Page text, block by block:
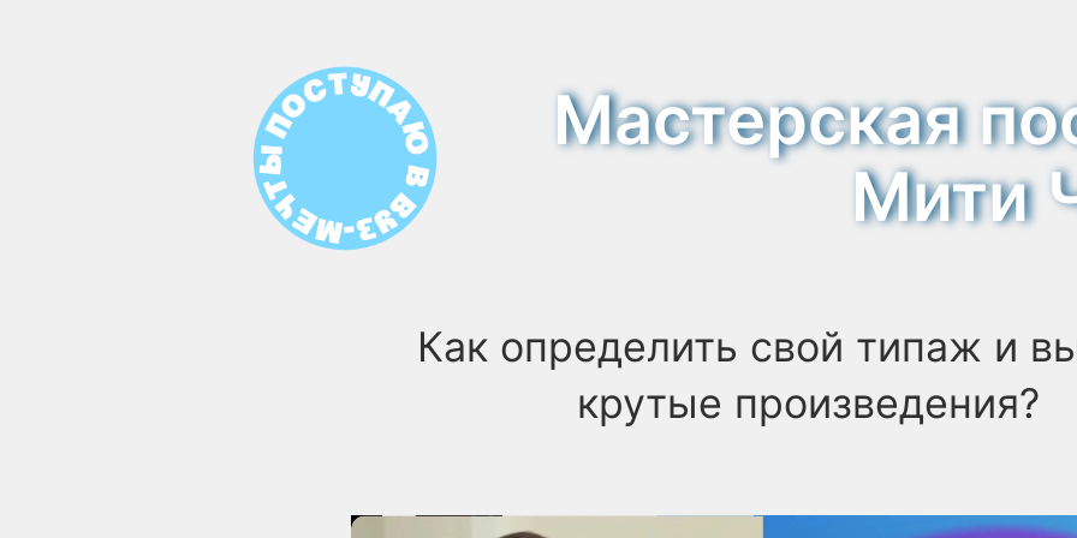
Мастерская
Мити
Как определить свой типаж и
крутые произведения?
Мастерская
Мити